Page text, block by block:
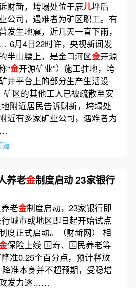
财新，垮塌处位于鹿儿坪后
公司，遇难者为矿区职工。有
发生地震，近几天一直下雨，
6月4日22时许，央视新闻发
半山腰上，是金口河区金开源
“金开源矿业”）施工驻地，垮
井平台上的部分生产生活设
矿区的其他工人已被疏散至安
附近居民告诉财新，垮塌处
近有多家矿业公司，遇难者为
道
养老金制度启动 23家银行
老金制度启动，23家银行即
城市或地区即日起开始试点
度正式启动。（财新网） 相
保险上线 国寿、国民养老等
准0.25个百分点，预计释放
准本身并不超预期，受稳增
政发力逐……